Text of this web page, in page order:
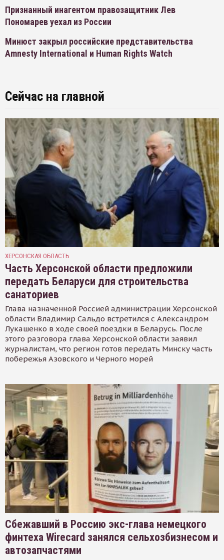
Признанный инагентом правозащитник Лев
Пономарев уехал из России
Минюст закрыл российские представительства
Amnesty International и Human Rights Watch
Сейчас на главной
ХЕРСОНСКАЯ ОБЛАСТЬ
Часть Херсонской области предложили
передать Беларуси для строительства
санаториев
Глава назначенной Россией администрации Херсонской
области Владимир Сальдо встретился с Александром
Лукашенко в ходе своей поездки в Беларусь. После
этого разговора глава Херсонской области заявил
журналистам, что регион готов передать Минску часть
побережья Азовского и Черного морей
Сбежавший в Россию экс-глава немецкого
финтеха Wirecard занялся сельхозбизнесом и
автозапчастями